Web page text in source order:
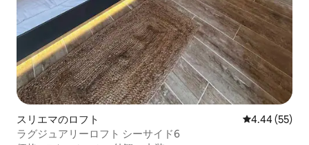
スリエマのロフト レビュー55
4.44 (55)
ラグジュアリーロフト シーサイド6